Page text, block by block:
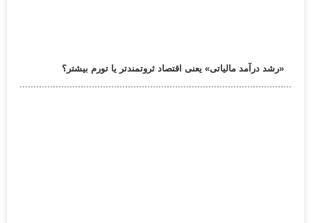
«رشد درآمد مالیاتی» یعنی اقتصاد ثروتمندتر یا تورم بیشتر؟